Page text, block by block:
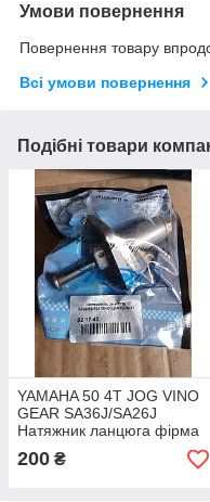
Умови повернення
Повернення товару
Всі умови повернення
Подібні товари
YAMAHA 50 4T JOG VINO
GEAR SA36J/SA26J
Натяжник ланцюга фірма
LIPAL гарний
200 ₴